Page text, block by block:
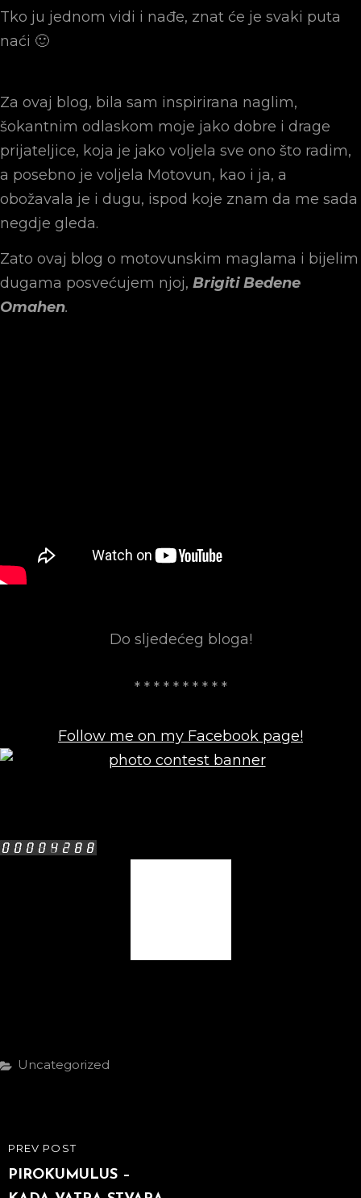
Tko ju jednom vidi i nađe, znat će je svaki puta
naći 🙂
Za ovaj blog, bila sam inspirirana naglim,
šokantnim odlaskom moje jako dobre i drage
prijateljice, koja je jako voljela sve ono što radim,
a posebno je voljela Motovun, kao i ja, a
obožavala je i dugu, ispod koje znam da me sada
negdje gleda.
Zato ovaj blog o motovunskim maglama i bijelim
dugama posvećujem njoj, Brigiti Bedene
Omahen.
Do sljedećeg bloga!
* * * * * * * * * *
Follow me on my Facebook page!
Categories
Uncategorized
Post
navigation
PREVIOUS
POST
PREV POST
PIROKUMULUS –